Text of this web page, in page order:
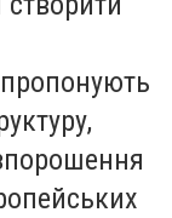
пропонують